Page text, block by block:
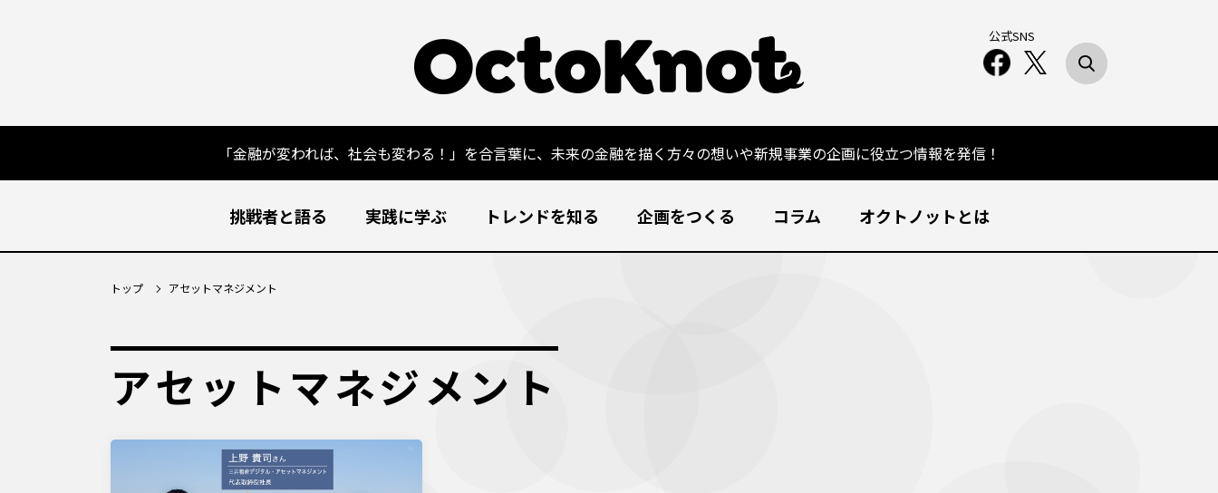
挑戦者と語る 実践に学ぶ トレンドを知る 企画をつくる コラム オクトノットとは
「金融が変われば、社会も変わる！」を合言葉に、未来の金融を描く方々の想いや新規事業の企画に役立つ情報を発信！
公式SNS
トップ アセットマネジメント
アセットマネジメント